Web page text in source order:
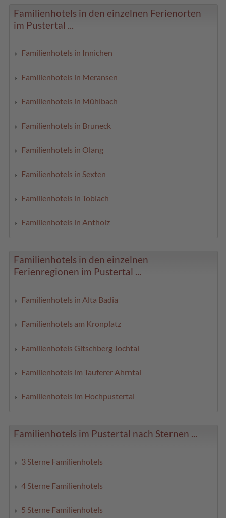
Familienhotels in den einzelnen Ferienorten
im Pustertal ...
Familienhotels in Innichen
Familienhotels in Meransen
Familienhotels in Mühlbach
Familienhotels in Bruneck
Familienhotels in Olang
Familienhotels in Sexten
Familienhotels in Toblach
Familienhotels in Antholz
Familienhotels in den einzelnen
Ferienregionen im Pustertal ...
Familienhotels in Alta Badia
Familienhotels am Kronplatz
Familienhotels Gitschberg Jochtal
Familienhotels im Tauferer Ahrntal
Familienhotels im Hochpustertal
Familienhotels im Pustertal nach Sternen ...
3 Sterne Familienhotels
4 Sterne Familienhotels
5 Sterne Familienhotels